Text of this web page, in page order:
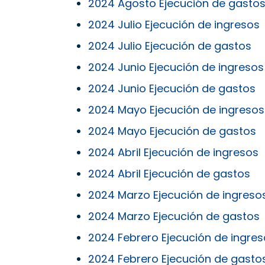
2024 Agosto Ejecución de gastos
2024 Julio Ejecución de ingresos
2024 Julio Ejecución de gastos
2024 Junio Ejecución de ingresos
2024 Junio Ejecución de gastos
2024 Mayo Ejecución de ingresos
2024 Mayo Ejecución de gastos
2024 Abril Ejecución de ingresos
2024 Abril Ejecución de gastos
2024 Marzo Ejecución de
2024 Marzo Ejecución de gastos
2024 Febrero Ejecución de
2024 Febrero Ejecución de